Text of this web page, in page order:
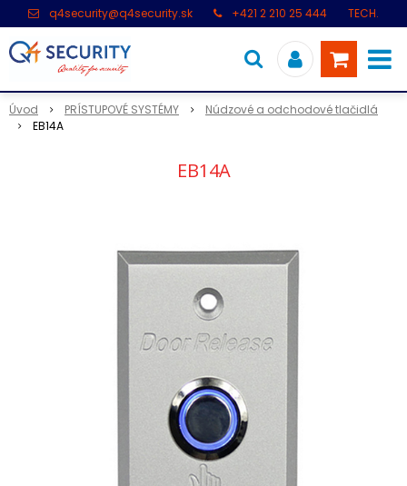
q4security@q4security.sk +421 2 210 25 444
TECH.
Úvod PRÍSTUPOVÉ SYSTÉMY
Núdzové a odchodové tlačidlá
EB14A
EB14A